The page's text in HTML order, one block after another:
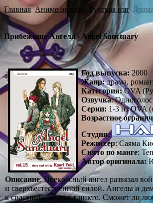
Главная Аниме онлайн Русская озв Драма
Прибежище Ангела \ Angel Sanctuary
Год выпуска: 2000
Жанр:драма,
Категория:OVA
Озвучка:
Серии: 1-3 из OVA
Возрастное
Студия:
Режиссёр: Саяма
Снято по манге:
Автор оригинала:
Описание: Прекрасный ангел развязал
и сверхъестественной силой. Ангелы и
к спасению, не знает никто. Сможет ли